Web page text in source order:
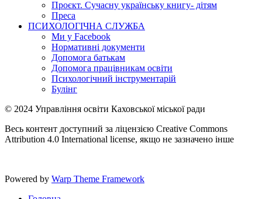
Проєкт. Сучасну українську книгу- дітям
Преса
ПСИХОЛОГІЧНА СЛУЖБА
Ми у Facebook
Нормативні документи
Допомога батькам
Допомога працівникам освіти
Психологічний інструментарій
Булінг
© 2024 Управління освіти Каховської міської ради
Весь контент доступний за ліцензією Creative Commons
Attribution 4.0 International license, якщо не зазначено інше
Powered by Warp Theme Framework